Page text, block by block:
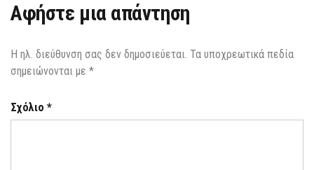
Αφήστε μια απάντηση
Η ηλ. διεύθυνση σας δεν δημοσιεύεται. Τα υποχρεωτικά πεδία
σημειώνονται με *
Σχόλιο *